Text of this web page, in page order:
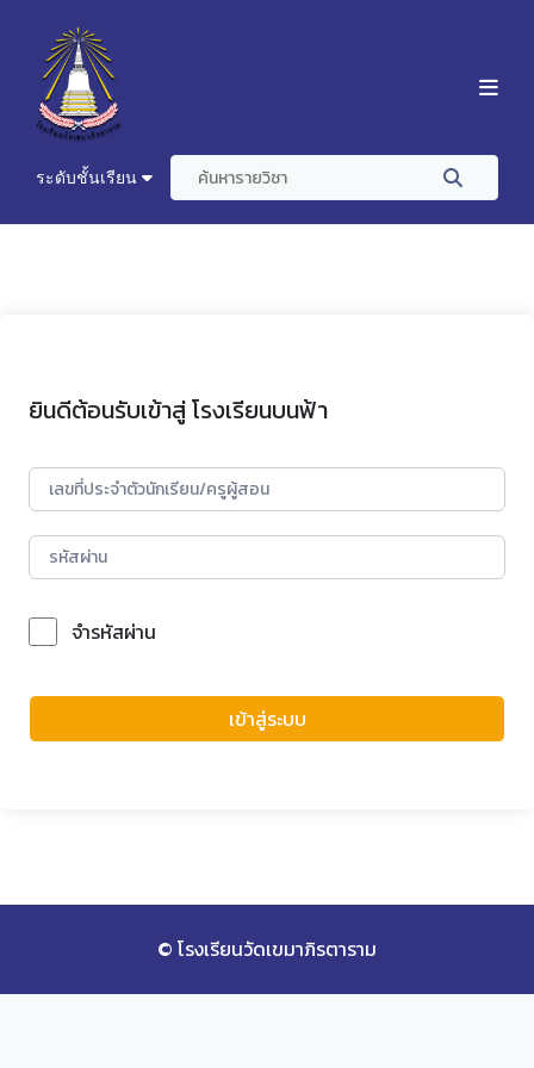
ระดับชั้นเรียน
ยินดีต้อนรับเข้าสู่ โรงเรียนบนฟ้า
จำรหัสผ่าน
เข้าสู่ระบบ
© โรงเรียนวัดเขมาภิรตาราม